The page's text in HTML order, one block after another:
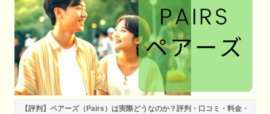
【評判】ペアーズ（Pairs）は実際どうなのか？評判・口コミ・料金・